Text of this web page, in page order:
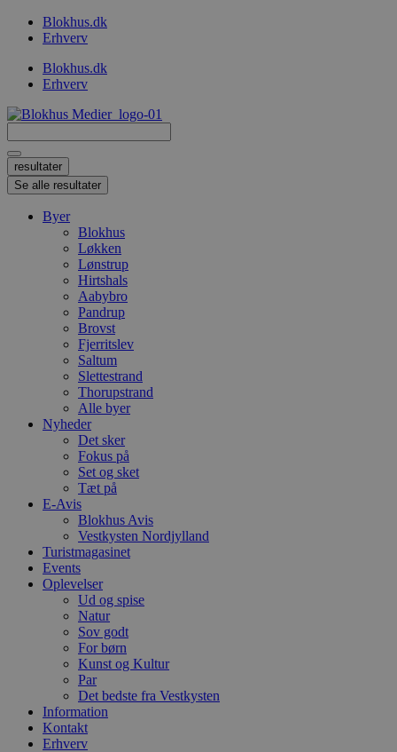
VidereBlokhus.dk
Erhverv
Blokhus.dk
Erhverv
...
resultater
Se alle resultater
Byer
Blokhus
Løkken
Lønstrup
Hirtshals
Aabybro
Pandrup
Brovst
Fjerritslev
Saltum
Slettestrand
Thorupstrand
Alle byer
Nyheder
Det sker
Fokus på
Set og sket
Tæt på
E-Avis
Blokhus Avis
Vestkysten Nordjylland
Turistmagasinet
Events
Oplevelser
Ud og spise
Natur
Sov godt
For børn
Kunst og Kultur
Par
Det bedste fra Vestkysten
Information
Kontakt
Erhverv